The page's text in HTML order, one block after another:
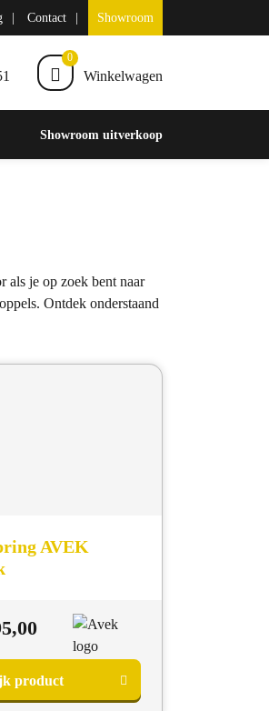
Contact Showroom
0
Winkelwagen
Showroom uitverkoop
als je op zoek bent naar
Ontdek onderstaand
AVEK
product